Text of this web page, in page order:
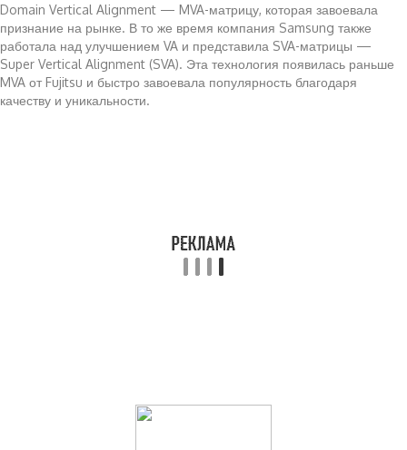
Domain Vertical Alignment — MVA-матрицу, которая завоевала
признание на рынке. В то же время компания Samsung также
работала над улучшением VA и представила SVA-матрицы —
Super Vertical Alignment (SVA). Эта технология появилась раньше
MVA от Fujitsu и быстро завоевала популярность благодаря
качеству и уникальности.